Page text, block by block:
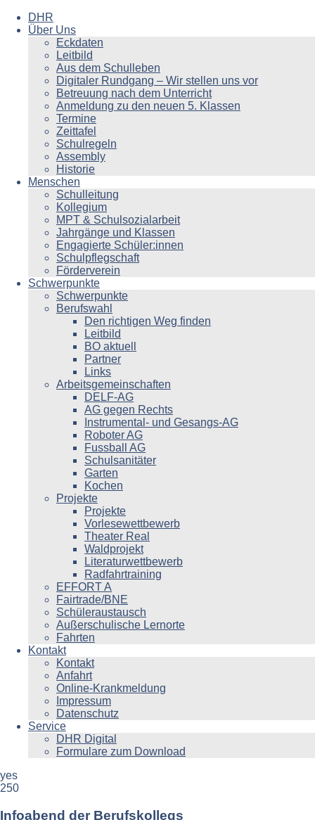
DHR
Über Uns
Eckdaten
Leitbild
Aus dem Schulleben
Digitaler Rundgang – Wir stellen uns vor
Betreuung nach dem Unterricht
Anmeldung zu den neuen 5. Klassen
Termine
Zeittafel
Schulregeln
Assembly
Historie
Menschen
Schulleitung
Kollegium
MPT & Schulsozialarbeit
Jahrgänge und Klassen
Engagierte Schüler:innen
Schulpflegschaft
Förderverein
Schwerpunkte
Schwerpunkte
Berufswahl
Den richtigen Weg finden
Leitbild
BO aktuell
Partner
Links
Arbeitsgemeinschaften
DELF-AG
AG gegen Rechts
Instrumental- und Gesangs-AG
Roboter AG
Fussball AG
Schulsanitäter
Garten
Kochen
Projekte
Projekte
Vorlesewettbewerb
Theater Real
Waldprojekt
Literaturwettbewerb
Radfahrtraining
EFFORT A
Fairtrade/BNE
Schüleraustausch
Außerschulische Lernorte
Fahrten
Kontakt
Kontakt
Anfahrt
Online-Krankmeldung
Impressum
Datenschutz
Service
DHR Digital
Formulare zum Download
yes
250
Infoabend der Berufskollegs